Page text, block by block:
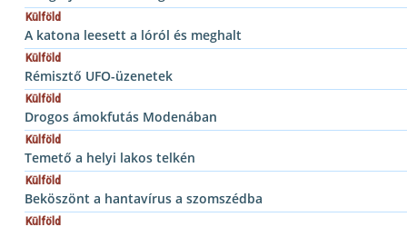
Külföld
A katona leesett a lóról és meghalt
Külföld
Rémisztő UFO-üzenetek
Külföld
Drogos ámokfutás Modenában
Külföld
Temető a helyi lakos telkén
Külföld
Beköszönt a hantavírus a szomszédba
Külföld